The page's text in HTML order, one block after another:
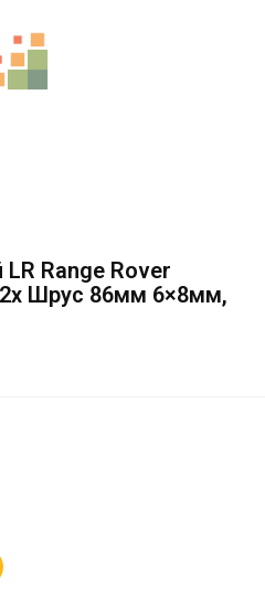
Range Rover
Шрус 86мм 6×8мм,